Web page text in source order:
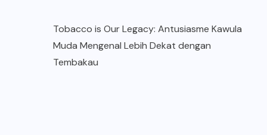
Tobacco is Our Legacy: Antusiasme Kawula
Muda Mengenal Lebih Dekat dengan
Tembakau